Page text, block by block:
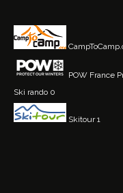
POW France
Ski rando 0
Skitour1